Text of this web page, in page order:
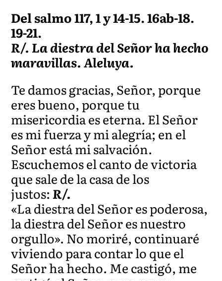
Del salmo 117, 1 y 14-15. 16ab-18.
19-21.
R/. La diestra del Señor ha hecho
maravillas. Aleluya.
Te damos gracias, Señor, porque
eres bueno, porque tu
misericordia es eterna. El Señor
es mi fuerza y mi alegría; en el
Señor está mi salvación.
Escuchemos el canto de victoria
que sale de la casa de los
justos:R/.
«La diestra del Señor es poderosa,
la diestra del Señor es nuestro
orgullo». No moriré, continuaré
viviendo para contar lo que el
Señor ha hecho. Me castigó, me